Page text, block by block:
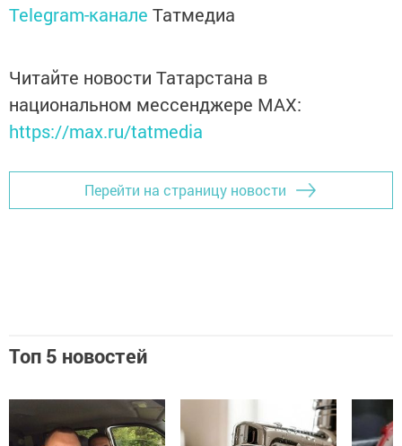
Telegram-канале Татмедиа
Читайте новости Татарстана в
национальном мессенджере MАХ:
https://max.ru/tatmedia
Перейти на страницу новости
Топ 5 новостей